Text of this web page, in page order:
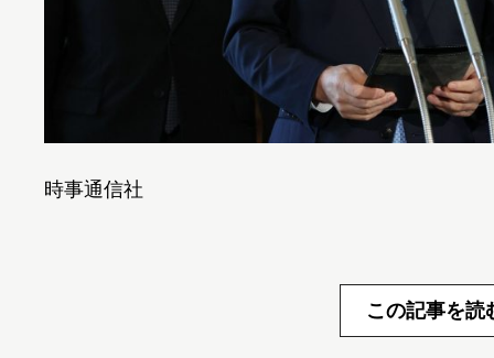
時事通信社
この記事を読